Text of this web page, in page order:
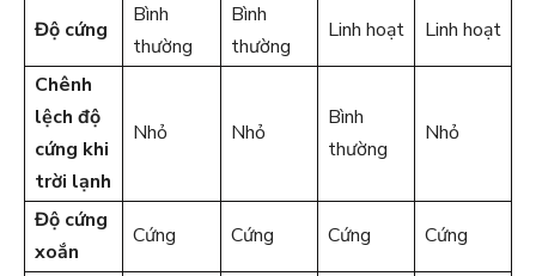
Độ cứng
Bình
thường
Bình
thường
Linh hoạt Linh hoạt
Chênh
lệch độ
cứng khi
trời lạnh
Nhỏ Nhỏ
Bình
thường
Nhỏ
Độ cứng
xoắn
Cứng Cứng Cứng Cứng